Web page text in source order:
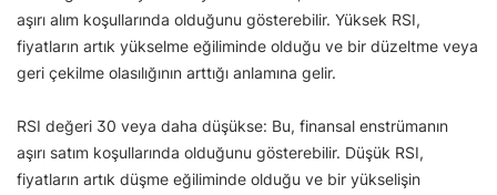
aşırı alım koşullarında olduğunu gösterebilir. Yüksek RSI,
fiyatların artık yükselme eğiliminde olduğu ve bir düzeltme veya
geri çekilme olasılığının arttığı anlamına gelir.
RSI değeri 30 veya daha düşükse: Bu, finansal enstrümanın
aşırı satım koşullarında olduğunu gösterebilir. Düşük RSI,
fiyatların artık düşme eğiliminde olduğu ve bir yükselişin